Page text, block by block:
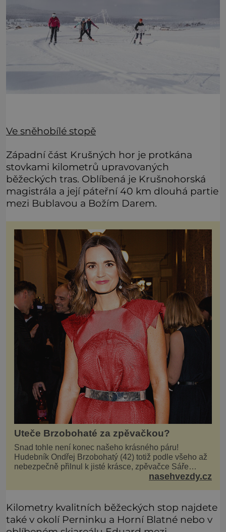
Ve sněhobílé stopě
Západní část Krušných hor je protkána
stovkami kilometrů upravovaných
běžeckých tras. Oblíbená je Krušnohorská
magistrála a její páteřní 40 km dlouhá partie
mezi Bublavou a Božím Darem.
Uteče Brzobohaté za zpěvačkou?
Snad tohle není konec našeho krásného páru!
Hudebník Ondřej Brzobohatý (42) totiž podle všeho až
nebezpečně přilnul k jisté krásce, zpěvačce Sáře
Milfajtové (33), která jednou byla hostem v pořadu
nasehvezdy.cz
Kilometry kvalitních běžeckých stop najdete
také v okolí Perninku a Horní Blatné nebo v